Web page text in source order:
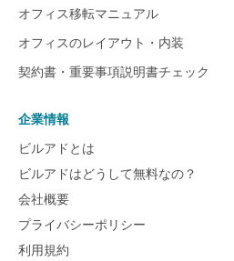
オフィス移転マニュアル
オフィスのレイアウト・内装
契約書・重要事項説明書チェック
企業情報
ビルアドとは
ビルアドはどうして無料なの？
会社概要
プライバシーポリシー
利用規約